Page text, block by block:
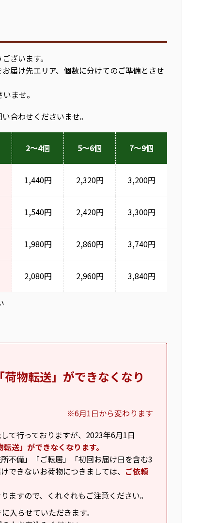
ざいます。
届け先エリア、個数に分けてのご準備とさせ
ませ。
合わせくださいませ。
2～4個 5～6個 7～9個
1,440円 2,320円 3,200円
1,540円 2,420円 3,300円
1,980円 2,860円 3,740円
2,080円 2,960円 3,840円
物転送」ができなくなり
※6月1日から変わります
て行っておりますが、2023年6月1日
送」ができなくなります。
不備」「ご転居」「初回お届け日を含む3
できないお荷物につきましては、 ご依頼
ますので、くれぐれもご注意ください。
入らせていただきます。